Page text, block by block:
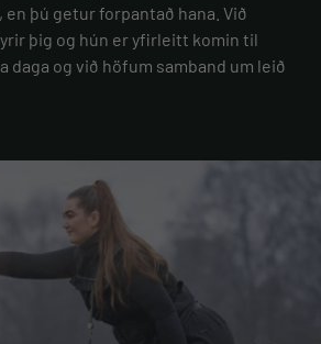
þú getur forpantað hana. Við
þig og hún er yfirleitt komin til
daga og við höfum samband um leið